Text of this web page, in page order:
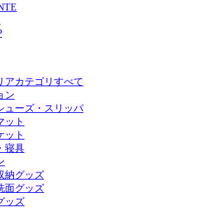
アカテゴリすべて
ン
ューズ・スリッパ
ット
ット
寝具
納グッズ
面グッズ
ッズ